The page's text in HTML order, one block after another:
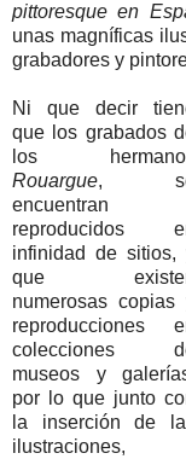
pittoresque en
unas magníficas
grabadores y
Ni que decir
que los grabados
los
Rouargue,
encuentran
reproducidos
infinidad de sitios,
que
numerosas copias
reproducciones
colecciones
museos y
por lo que junto
la inserción de
ilustraciones,